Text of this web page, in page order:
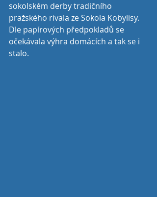
sokolském derby tradičního
pražského rivala ze Sokola Kobylisy.
Dle papírových předpokladů se
očekávala výhra domácích a tak se i
stalo.